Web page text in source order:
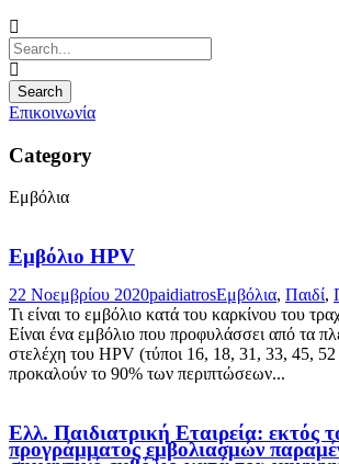
Επικοινωνία
Category
Εμβόλια
Εμβόλιο HPV
22 Νοεμβρίου 2020paidiatrosΕμβόλια, Παιδί,
Τι είναι το εμβόλιο κατά του καρκίνου του
Είναι ένα εμβόλιο που προφυλάσσει από τα
στελέχη του HPV (τύποι 16, 18, 31, 33, 45, 52
προκαλούν το 90% των περιπτώσεων...
Ελλ. Παιδιατρική Εταιρεία: εκτός
προγράμματος εμβολιασμών